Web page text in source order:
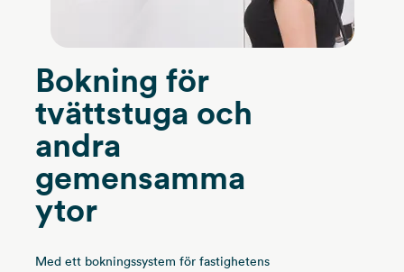
Bokning för
tvättstuga och
andra
gemensamma
ytor
Med ett bokningssystem för fastighetens